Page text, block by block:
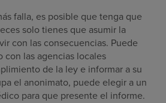
falla, es posible que tenga que
solo tienes que asumir la
con las consecuencias. Puede
con las agencias locales
de la ley e informar a su
el anonimato, puede elegir a un
para que presente el informe.